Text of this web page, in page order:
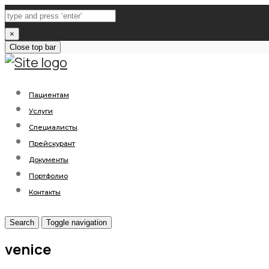
×
Close top bar
Пациентам
Услуги
Специалисты
Прейскурант
Документы
Портфолио
Контакты
Search Toggle navigation
venice